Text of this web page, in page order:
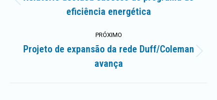
anterior:
eficiência energética
PRÓXIMO
post:
Projeto de expansão da rede Duff/Coleman
avança